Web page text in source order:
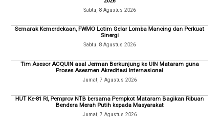
Sabtu, 8 Agustus 2026
Semarak Kemerdekaan, FWMO Lotim Gelar Lomba Mancing dan Perkuat
Sinergi
Sabtu, 8 Agustus 2026
Tim Asesor ACQUIN asal Jerman Berkunjung ke UIN Mataram guna
Proses Asesmen Akreditasi Internasional
Jumat, 7 Agustus 2026
HUT Ke-81 RI, Pemprov NTB bersama Pempkot Mataram Bagikan Ribuan
Bendera Merah Putih kepada Masyarakat
Jumat, 7 Agustus 2026